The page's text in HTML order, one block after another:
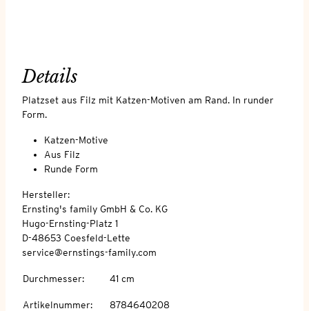
Details
Platzset aus Filz mit Katzen-Motiven am Rand. In runder
Form.
Katzen-Motive
Aus Filz
Runde Form
Hersteller:
Ernsting's family GmbH & Co. KG
Hugo-Ernsting-Platz 1
D-48653 Coesfeld-Lette
service@ernstings-family.com
Durchmesser: 41 cm
Artikelnummer: 8784640208